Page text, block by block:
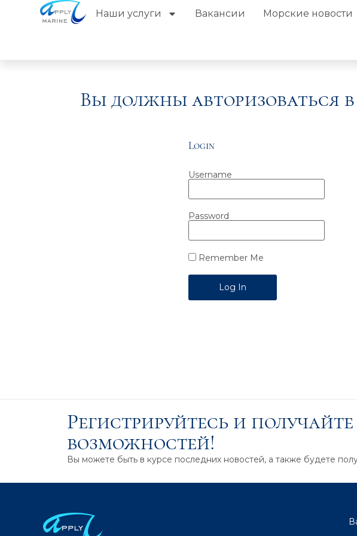
Наши услуги Вакансии Морские новости
Вы должны авторизоваться
Login
Username
Password
Remember Me
Регистрируйтесь и
возможностей!
Вы можете быть в курсе последних новостей, а также будете